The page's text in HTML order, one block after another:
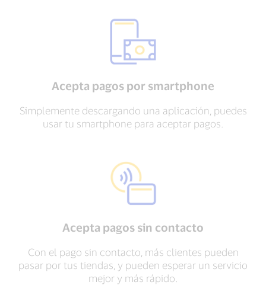
Acepta pagos por smartphone
Simplemente descargando una aplicación, puedes
usar tu smartphone para aceptar pagos.
Acepta pagos sin contacto
Con el pago sin contacto, más clientes pueden
pasar por tus tiendas, y pueden esperar un servicio
mejor y más rápido.